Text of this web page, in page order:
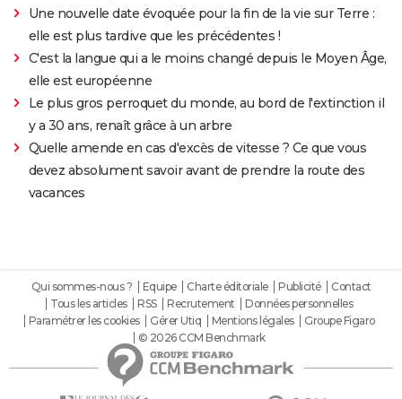
Une nouvelle date évoquée pour la fin de la vie sur Terre :
elle est plus tardive que les précédentes !
C'est la langue qui a le moins changé depuis le Moyen Âge,
elle est européenne
Le plus gros perroquet du monde, au bord de l'extinction il
y a 30 ans, renaît grâce à un arbre
Quelle amende en cas d'excès de vitesse ? Ce que vous
devez absolument savoir avant de prendre la route des
vacances
Qui sommes-nous ? Equipe Charte éditoriale Publicité
Contact
Tous les articles
RSS Recrutement
Données personnelles
Paramétrer les cookies
Gérer Utiq Mentions légales
Groupe Figaro
© 2026 CCM Benchmark